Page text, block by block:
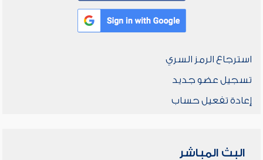
استرجاع الرمز السري
تسجيل عضو جديد
إعادة تفعيل حساب
البث المباشر